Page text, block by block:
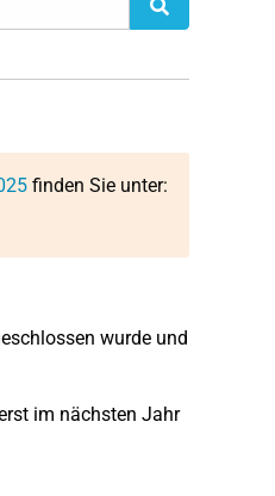
finden Sie unter:
wurde und
im nächsten Jahr